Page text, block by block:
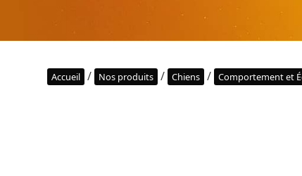
Accueil / Nos produits / Chiens / Comportement et